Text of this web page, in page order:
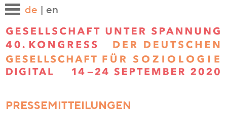
de en
PRESSEMITTEILUNGEN